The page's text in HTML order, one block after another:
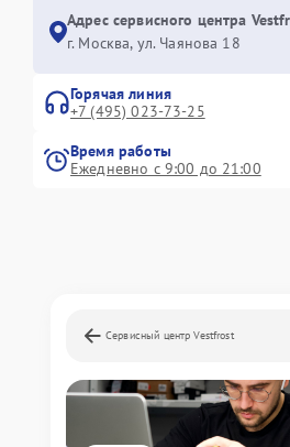
Адрес сервисного центра
г. Москва, ул. Чаянова 18
Горячая линия
+7 (495) 023-73-25
Время работы
Ежедневно с 9:00 до 21:00
Сервисный центр Vestfrost